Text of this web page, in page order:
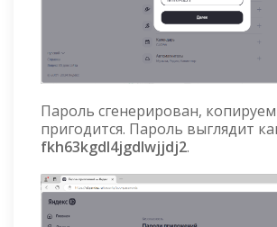
Пароль сгенерирован,
пригодится. Пароль выглядит
fkh63kgdl4jgdlwjjdj2.